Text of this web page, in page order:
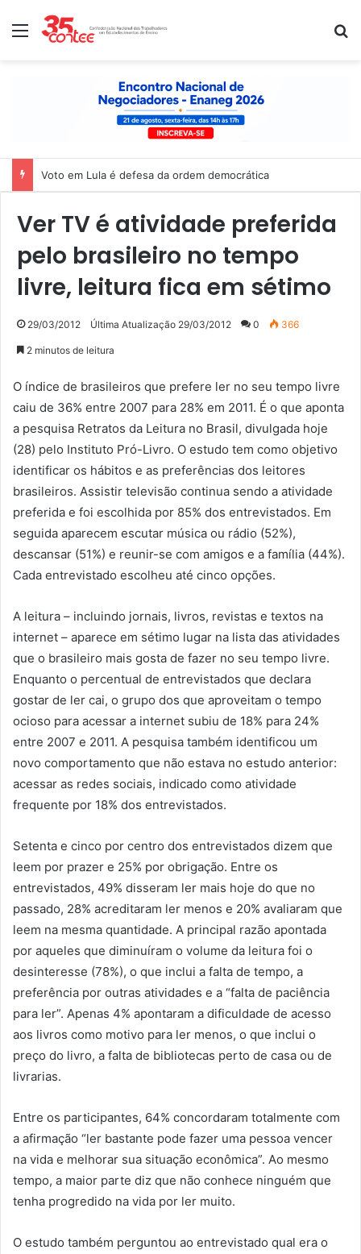
Menu
Voto em Lula é defesa da ordem democrática
Ver TV é atividade preferida
pelo brasileiro no tempo
livre, leitura fica em sétimo
29/03/2012 Última Atualização 29/03/2012 0 366
2 minutos de leitura
O índice de brasileiros que prefere ler no seu tempo livre
caiu de 36% entre 2007 para 28% em 2011. É o que aponta
a pesquisa Retratos da Leitura no Brasil, divulgada hoje
(28) pelo Instituto Pró-Livro. O estudo tem como objetivo
identificar os hábitos e as preferências dos leitores
brasileiros. Assistir televisão continua sendo a atividade
preferida e foi escolhida por 85% dos entrevistados. Em
seguida aparecem escutar música ou rádio (52%),
descansar (51%) e reunir-se com amigos e a família (44%).
Cada entrevistado escolheu até cinco opções.
A leitura – incluindo jornais, livros, revistas e textos na
internet – aparece em sétimo lugar na lista das atividades
que o brasileiro mais gosta de fazer no seu tempo livre.
Enquanto o percentual de entrevistados que declara
gostar de ler cai, o grupo dos que aproveitam o tempo
ocioso para acessar a internet subiu de 18% para 24%
entre 2007 e 2011. A pesquisa também identificou um
novo comportamento que não estava no estudo anterior:
acessar as redes sociais, indicado como atividade
frequente por 18% dos entrevistados.
Setenta e cinco por centro dos entrevistados dizem que
leem por prazer e 25% por obrigação. Entre os
entrevistados, 49% disseram ler mais hoje do que no
passado, 28% acreditaram ler menos e 20% avaliaram que
leem na mesma quantidade. A principal razão apontada
por aqueles que diminuíram o volume da leitura foi o
desinteresse (78%), o que inclui a falta de tempo, a
preferência por outras atividades e a “falta de paciência
para ler”. Apenas 4% apontaram a dificuldade de acesso
aos livros como motivo para ler menos, o que inclui o
preço do livro, a falta de bibliotecas perto de casa ou de
livrarias.
Entre os participantes, 64% concordaram totalmente com
a afirmação “ler bastante pode fazer uma pessoa vencer
na vida e melhorar sua situação econômica”. Ao mesmo
tempo, a maior parte diz que não conhece ninguém que
tenha progredido na vida por ler muito.
O estudo também perguntou ao entrevistado qual era o